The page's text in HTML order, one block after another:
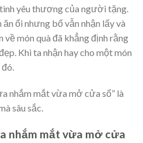
yêu thương của người tặng.
ổi nhưng bố vẫn nhận lấy và
món quà đã khẳng định rằng
Khi ta nhận hay cho một món
nhắm mắt vừa mở cửa sổ” là
sâu sắc.
nhắm mắt vừa mở cửa